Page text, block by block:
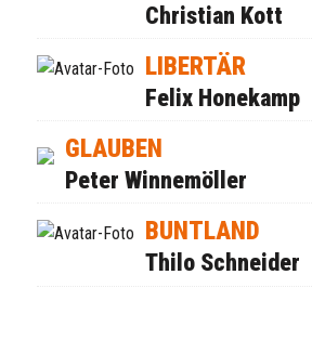
Christian Kott
LIBERTÄR
Felix Honekamp
GLAUBEN
Peter Winnemöller
BUNTLAND
Thilo Schneider